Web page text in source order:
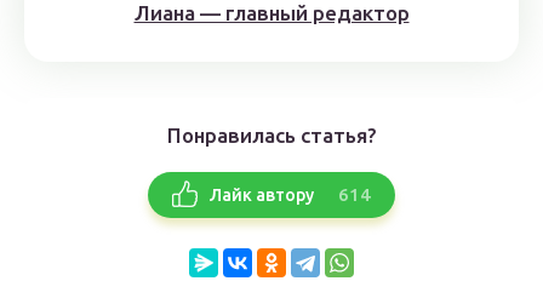
Лиана — главный редактор
Понравилась статья?
Лайк автору 614